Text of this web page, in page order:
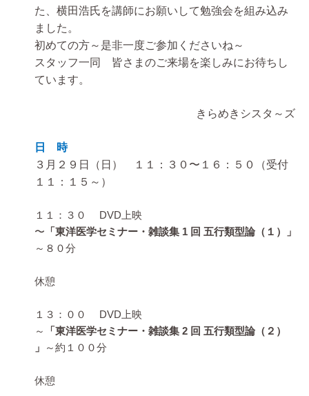
た、横田浩氏を講師にお願いして勉強会を組み込み
ました。
初めての方～是非一度ご参加くださいね～
スタッフ一同 皆さまのご来場を楽しみにお待ちし
ています。
きらめきシスタ～ズ
日 時
３月２９日（日） １１：３０〜１６：５０（受付
１１：１５～）
１１：３０ DVD上映
〜 「東洋医学セミナー・雑談集 1 回 五行類型論（１）」
～８０分
休憩
１３：００ DVD上映
～
「東洋医学セミナー・雑談集 2 回 五行類型論（２）
」
～約１００分
休憩